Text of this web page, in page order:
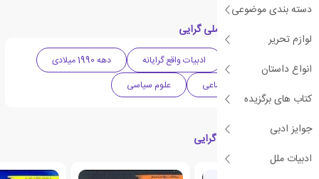
دسته بندی موضوعی
لوازم تحریر
انواع داستان
کتاب های برگزیده
جوایز ادبی
ادبیات ملل
دسته بندی های کتاب ملی گرایی
ادبیات واقع گرایانه
دهه 1990 میلادی
اجتماعی علوم سیاسی
کتاب های مرتبط با ملی گرایی